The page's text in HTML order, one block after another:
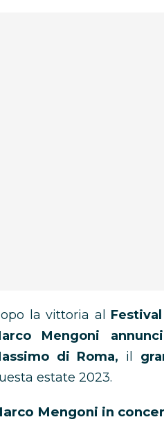
la vittoria al
Mengoni
di Roma, il
estate 2023.
Mengoni in